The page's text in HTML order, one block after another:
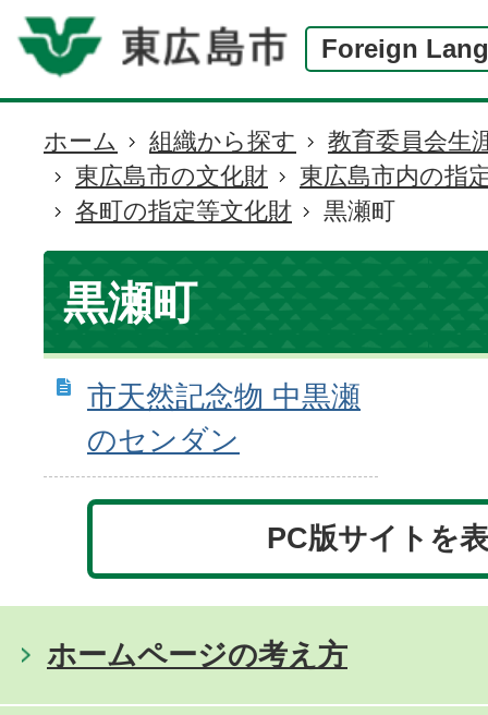
Foreign
現
在
の
位
ホーム 組織から探す
教育委員会生
東広島市の文化財
東広島市内の指
各町の指定等文化財
黒瀬町
黒瀬町
市天然記念物 中黒瀬
のセンダン
PC版サイトを
ホームページの考え方